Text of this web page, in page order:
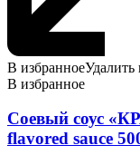
В избранноеУдалить
В избранное
Соевый соус
flavored sauce